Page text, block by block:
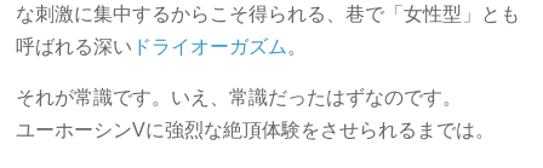
な刺激に集中するからこそ得られる、巷で「女性型」とも
呼ばれる深い ドライオーガズム 。
それが常識です。いえ、常識だったはずなのです。
ユーホーシンVに強烈な絶頂体験をさせられるまでは。